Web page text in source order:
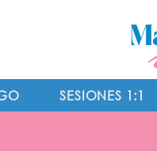
SESIONES 1:1